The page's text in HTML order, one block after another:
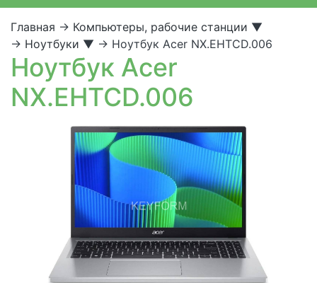
Главная → Компьютеры, рабочие станции ▼
→ Ноутбуки ▼ → Ноутбук Acer NX.EHTCD.006
Ноутбук Acer
NX.EHTCD.006